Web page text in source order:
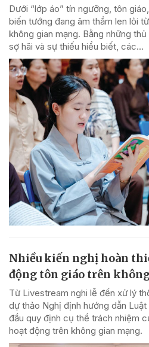
Dưới “lớp áo” tín ngưỡng, tôn
biến tướng đang âm thầm len lỏi
không gian mạng. Bằng những
sợ hãi và sự thiếu hiểu biết, các...
Nhiều kiến nghị hoàn
động tôn giáo trên
Từ Livestream nghi lễ đến xử lý
dự thảo Nghị định hướng dẫn
đầu quy định cụ thể trách nhiệm
hoạt động trên không gian mạng.